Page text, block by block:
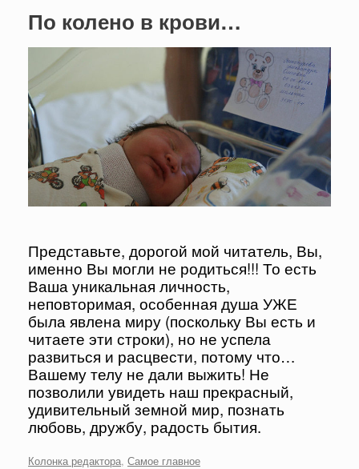
По колено в крови…
Представьте, дорогой мой читатель, Вы,
именно Вы могли не родиться!!! То есть
Ваша уникальная личность,
неповторимая, особенная душа УЖЕ
была явлена миру (поскольку Вы есть и
читаете эти строки), но не успела
развиться и расцвести, потому что…
Вашему телу не дали выжить! Не
позволили увидеть наш прекрасный,
удивительный земной мир, познать
любовь, дружбу, радость бытия.
Колонка редактора, Самое главное